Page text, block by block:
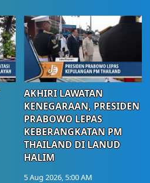
AKHIRI LAWATAN
KENEGARAAN, PRESIDEN
PRABOWO LEPAS
KEBERANGKATAN PM
THAILAND DI LANUD
HALIM
5 Aug 2026, 5:00 AM